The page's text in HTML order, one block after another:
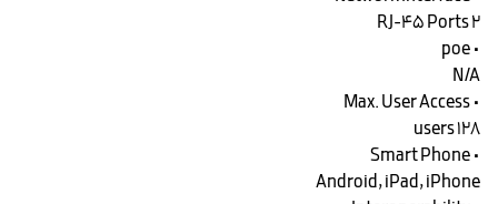
2 RJ-45 Ports
• poe
N/A
• Max. User Access
128 users
• Smart Phone
Android, iPad, iPhone